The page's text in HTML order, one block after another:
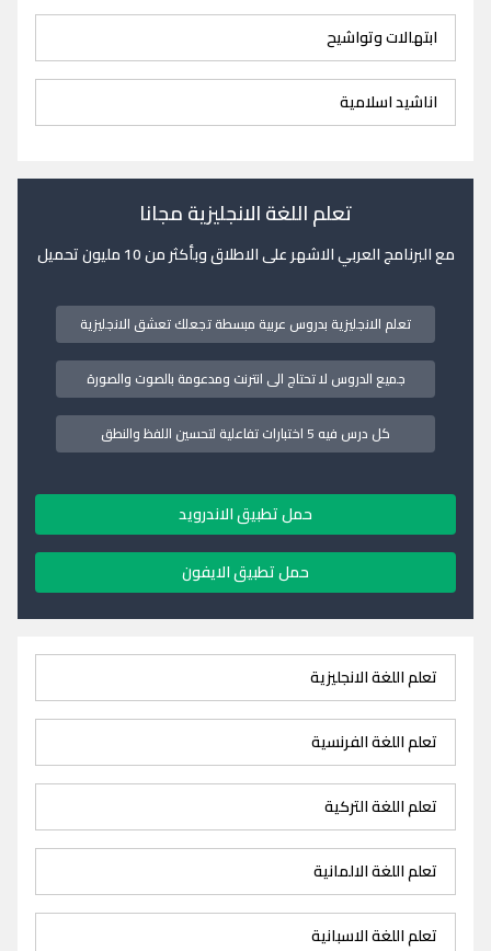
ابتهالات وتواشيح
اناشيد اسلامية
تعلم اللغة الانجليزية مجانا
مع البرنامج العربي الاشهر على الاطلاق وبأكثر من 10 مليون تحميل
تعلم الانجليزية بدروس عربية مبسطة تجعلك تعشق الانجليزية
جميع الدروس لا تحتاج الى انترنت ومدعومة بالصوت والصورة
كل درس فيه 5 اختبارات تفاعلية لتحسين اللفظ والنطق
حمل تطبيق الاندرويد
حمل تطبيق الايفون
تعلم اللغة الانجليزية
تعلم اللغة الفرنسية
تعلم اللغة التركية
تعلم اللغة الالمانية
تعلم اللغة الاسبانية